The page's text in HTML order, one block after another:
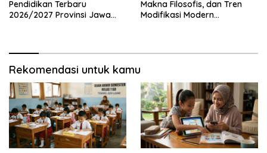
Pendidikan Terbaru
2026/2027 Provinsi Jawa
Makna Filosofis, dan Tren
Modifikasi Modern
Rekomendasi untuk kamu